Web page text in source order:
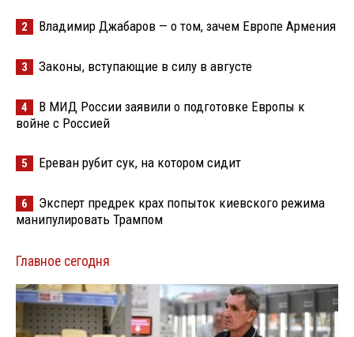
2 Владимир Джабаров — о том, зачем Европе Армения
3 Законы, вступающие в силу в августе
4
В МИД России заявили о подготовке Европы к
войне с Россией
5 Ереван рубит сук, на котором сидит
6
Эксперт предрек крах попыток киевского режима
манипулировать Трампом
Главное сегодня